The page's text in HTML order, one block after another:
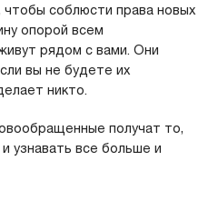
соблюсти права новых
опорой всем
рядом с вами. Они
вы не будете их
никто.
получат то,
узнавать все больше и